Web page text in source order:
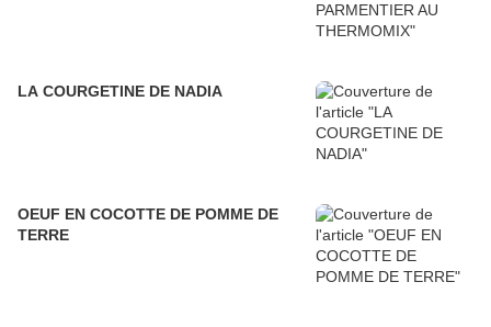
LA COURGETINE DE NADIA
OEUF EN COCOTTE DE POMME DE
TERRE